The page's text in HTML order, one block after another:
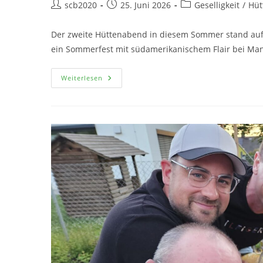
scb2020 25. Juni 2026 Geselligkeit /
Der zweite Hüttenabend in diesem Sommer stand
ein Sommerfest mit südamerikanischem Flair bei
Weiterlesen